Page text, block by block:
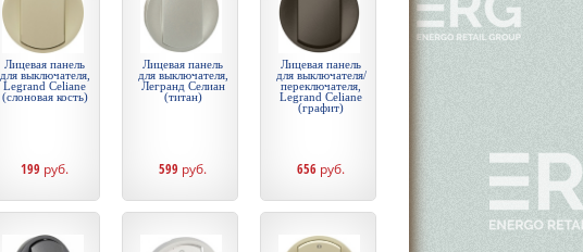
Лицевая панель
для выключателя,
Legrand Celiane
(слоновая кость)
199 руб.
Лицевая панель
для выключателя,
Легранд Селиан
(титан)
599 руб.
Лицевая панель
для выключателя/
переключателя,
Legrand Celiane
(графит)
656 руб.